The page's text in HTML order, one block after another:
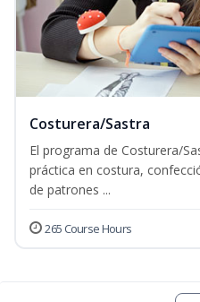
Costurera/Sastra
El programa de Costurera/
práctica en costura,
de patrones ...
265 Course Hours